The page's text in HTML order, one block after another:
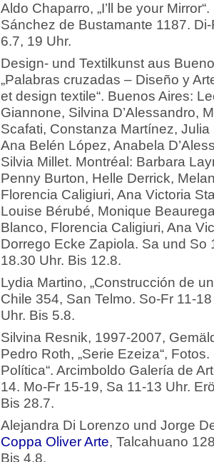
Aldo Chaparro, „I’ll be your Mirror“.
Sánchez de Bustamante 1187.
6.7, 19 Uhr.
Design- und Textilkunst aus
„Palabras cruzadas – Diseño y
et design textile“. Buenos Aires:
Giannone, Silvina D’Alessandro,
Scafati, Constanza Martínez,
Ana Belén López, Anabela
Silvia Millet. Montréal: Barbara
Penny Burton, Helle Derrick,
Florencia Caligiuri, Ana Victoria
Louise Bérubé, Monique
Blanco, Florencia Caligiuri, Ana
Dorrego Ecke Zapiola. Sa und So
18.30 Uhr. Bis 12.8.
Lydia Martino, „Construcción de
Chile 354, San Telmo. So-Fr 11-
Uhr. Bis 5.8.
Silvina Resnik, 1997-2007,
Pedro Roth, „Serie Ezeiza“,
Política“. Arcimboldo Galería de
14. Mo-Fr 15-19, Sa 11-13 Uhr.
Bis 28.7.
Alejandra Di Lorenzo und Jorge
Coppa Oliver Arte, Talcahuano
Bis 4.8.